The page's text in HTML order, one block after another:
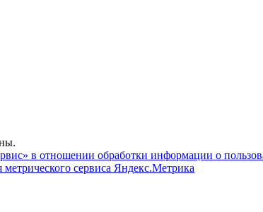
в отношении обработки информации о
сервиса Яндекс.Метрика